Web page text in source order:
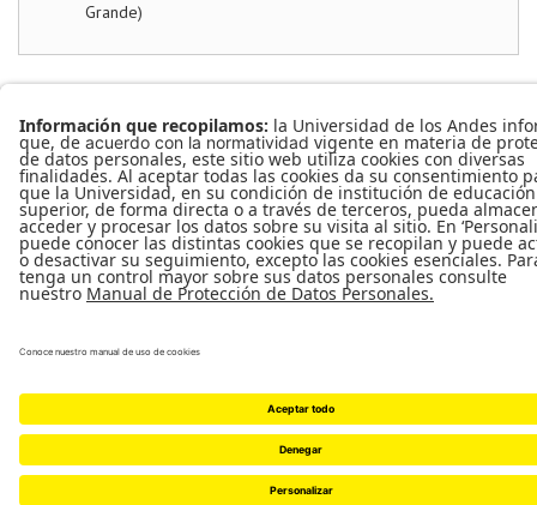
Grande)
©Departamento de Ingeniería de Sistemas y Computación|Facultad de
Ingeniería |Universidad de los Andes2015 -2026